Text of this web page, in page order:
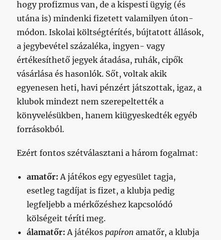
hogy profizmus van, de a kispesti ügyig (és
utána is) mindenki fizetett valamilyen úton-
módon. Iskolai költségtérítés, bújtatott állások,
a jegybevétel százaléka, ingyen- vagy
értékesíthető jegyek átadása, ruhák, cipők
vásárlása és hasonlók. Sőt, voltak akik
egyenesen heti, havi pénzért játszottak, igaz, a
klubok mindezt nem szerepeltették a
könyvelésükben, hanem kiügyeskedték egyéb
forrásokból.
Ezért fontos szétválasztani a három fogalmat:
amatőr: A játékos egy egyesület tagja,
esetleg tagdíjat is fizet, a klubja pedig
legfeljebb a mérkőzéshez kapcsolódó
kölségeit téríti meg.
álamatőr: A játékos papíron amatőr, a klubja